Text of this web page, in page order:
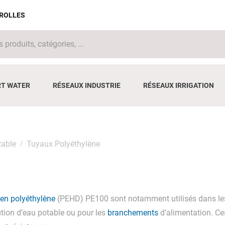
WATER RÉSEAUX INDUSTRIE RÉSEAUX IRRIGATION
Tuyaux Polyéthylène
polyéthylène (PEHD) PE100 sont notamment utilisés dans
d’eau potable ou pour les branchements d’alimentation.